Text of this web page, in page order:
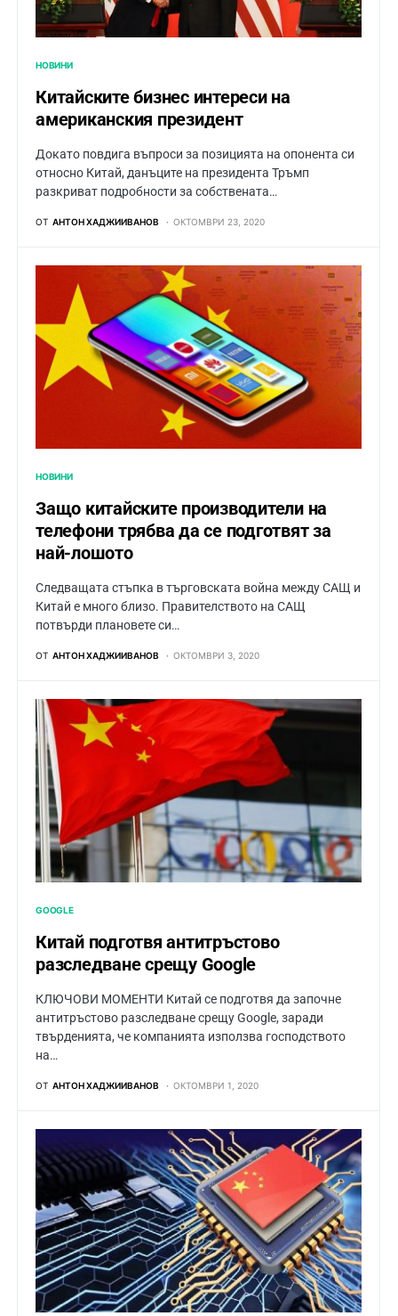
НОВИНИ
Китайските бизнес интереси на
американския президент
Докато повдига въпроси за позицията на опонента си
относно Китай, данъците на президента Тръмп
разкриват подробности за собствената…
ОТ АНТОН ХАДЖИИВАНОВ ОКТОМВРИ 23, 2020
НОВИНИ
Защо китайските производители на
телефони трябва да се подготвят за
най-лошото
Следващата стъпка в търговската война между САЩ и
Китай е много близо. Правителството на САЩ
потвърди плановете си…
ОТ АНТОН ХАДЖИИВАНОВ ОКТОМВРИ 3, 2020
GOOGLE
Китай подготвя антитръстово
разследване срещу Google
КЛЮЧОВИ МОМЕНТИ Китай се подготвя да започне
антитръстово разследване срещу Google, заради
твърденията, че компанията използва господството
на…
ОТ АНТОН ХАДЖИИВАНОВ ОКТОМВРИ 1, 2020